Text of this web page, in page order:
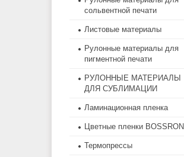
сольвентной печати
Листовые материалы
Рулонные материалы для
пигментной печати
РУЛОННЫЕ МАТЕРИАЛЫ
ДЛЯ СУБЛИМАЦИИ
Ламинационная пленка
Цветные пленки BOSSRON
Термопрессы